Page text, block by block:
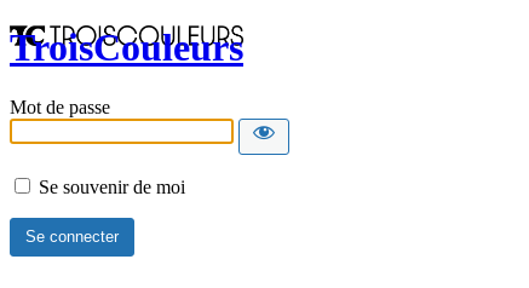
TroisCouleurs
Mot de passe
Se souvenir de moi